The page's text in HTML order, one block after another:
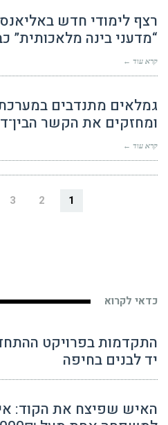
רצף לימודי חדש
“מדעני בינה מלאכותית”
קרא עוד ←
גמלאים מתנדבים
ומחזקים את הקשר
קרא עוד ←
1
2
3
כדאי לקרוא
התקדמות בפרויקט
יד לבנים בחיפה
האיש שפיצח את הקוד: